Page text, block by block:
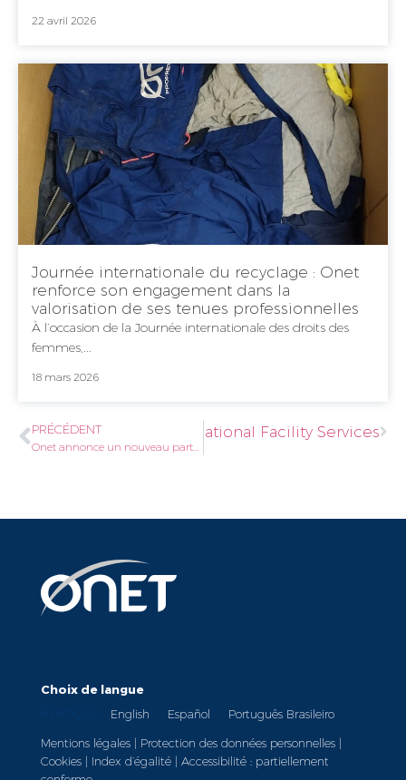
22 avril 2026
Journée internationale du recyclage : Onet
renforce son engagement dans la
valorisation de ses tenues professionnelles
À l’occasion de la Journée internationale des droits des
femmes,...
18 mars 2026
PRÉCÉDENT
au poste de CEO International Facility Services
Choix de langue
English Español
Português Brasileiro
Mentions légales| Protection des données personnelles|
Cookies| Index d’égalité| Accessibilité : partiellement